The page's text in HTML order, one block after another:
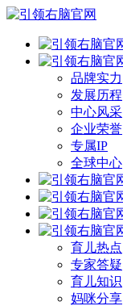
品牌实力
发展历程
中心风采
企业荣誉
专属IP
全球中心
育儿热点
专家答疑
育儿知识
妈咪分享